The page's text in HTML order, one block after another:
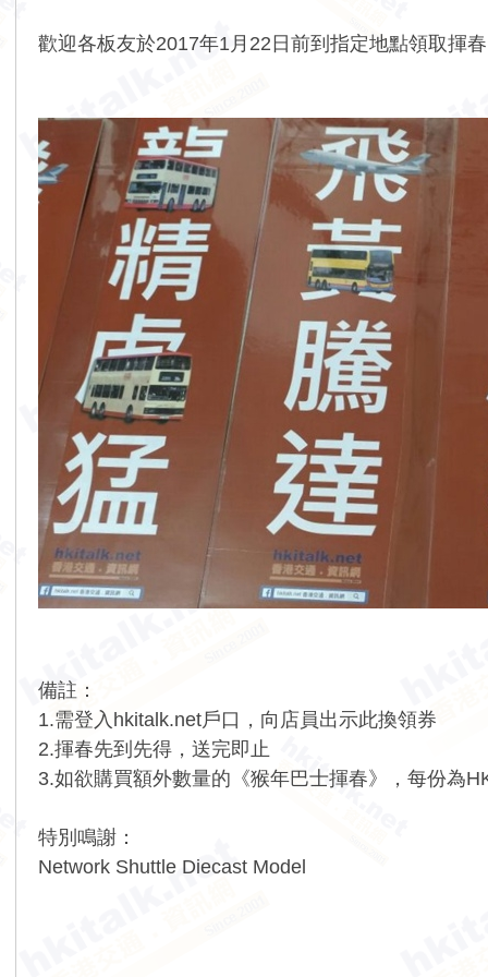
歡迎各板友於2017年1月22日前到指定地點領取揮
備註：
1.需登入hkitalk.net戶口，向店員出示此換領券
2.揮春先到先得，送完即止
3.如欲購買額外數量的《猴年巴士揮春》，每份為
特別鳴謝：
Network Shuttle Diecast Model